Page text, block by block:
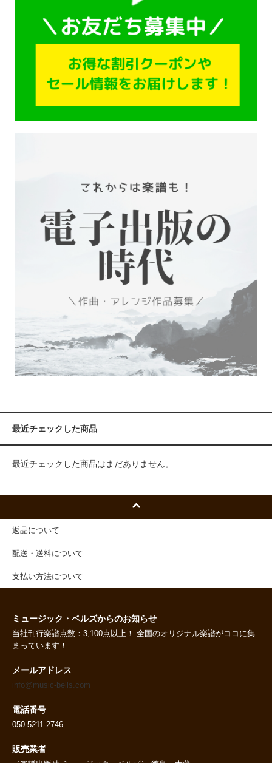
最近チェックした商品
最近チェックした商品はまだありません。
返品について
配送・送料について
支払い方法について
ミュージック・ベルズからのお知らせ
当社刊行楽譜点数：3,100点以上！ 全国のオリジナル楽譜がココに集
まっています！
メールアドレス
info@music-bells.com
電話番号
050-5211-2746
販売業者